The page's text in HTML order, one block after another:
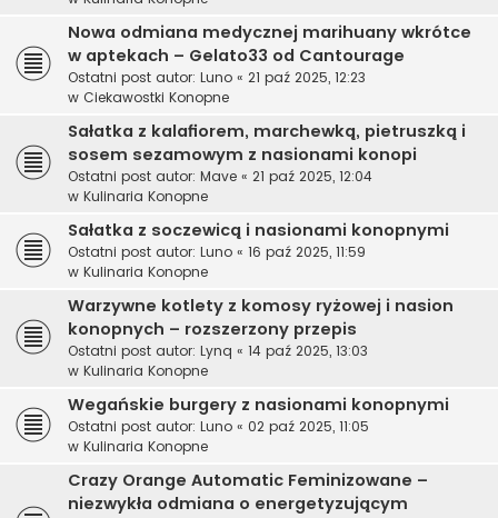
Nowa odmiana medycznej marihuany wkrótce
w aptekach – Gelato33 od Cantourage
Ostatni post autor: Luno « 21 paź 2025, 12:23
w Ciekawostki Konopne
Sałatka z kalafiorem, marchewką, pietruszką i
sosem sezamowym z nasionami konopi
Ostatni post autor: Mave « 21 paź 2025, 12:04
w Kulinaria Konopne
Sałatka z soczewicą i nasionami konopnymi
Ostatni post autor: Luno « 16 paź 2025, 11:59
w Kulinaria Konopne
Warzywne kotlety z komosy ryżowej i nasion
konopnych – rozszerzony przepis
Ostatni post autor: Lynq « 14 paź 2025, 13:03
w Kulinaria Konopne
Wegańskie burgery z nasionami konopnymi
Ostatni post autor: Luno « 02 paź 2025, 11:05
w Kulinaria Konopne
Crazy Orange Automatic Feminizowane –
niezwykła odmiana o energetyzującym